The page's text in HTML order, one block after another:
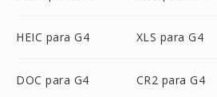
HEIC para G4 XLS para G4
DOC para G4 CR2 para G4